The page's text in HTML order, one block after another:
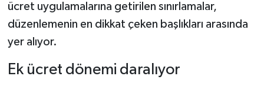
ücret uygulamalarına getirilen sınırlamalar,
düzenlemenin en dikkat çeken başlıkları arasında
yer alıyor.
Ek ücret dönemi daralıyor
Karadeniz Haberleri
Ulusal Haberler
Teknoloji Haberleri